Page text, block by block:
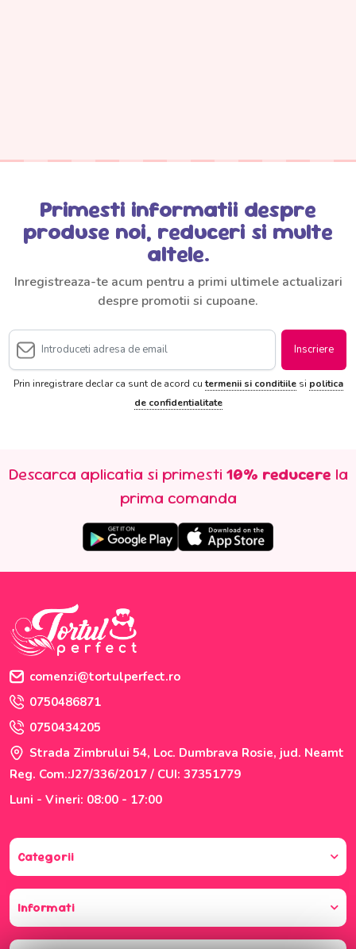
Primesti informatii despre
produse noi, reduceri si multe
altele.
Inregistreaza-te acum pentru a primi ultimele actualizari
despre promotii si cupoane.
Inscriere
Prin inregistrare declar ca sunt de acord cutermenii si conditiilesi politica
de confidentialitate
Descarca aplicatia si primesti 10% reducere la
prima comanda
comenzi@tortulperfect.ro
0750486871
0750434205
Strada Zimbrului 54, Loc. Dumbrava Rosie, jud. Neamt
Reg. Com.:J27/336/2017 / CUI: 37351779
Luni - Vineri: 08:00 - 17:00
Categorii
Informati